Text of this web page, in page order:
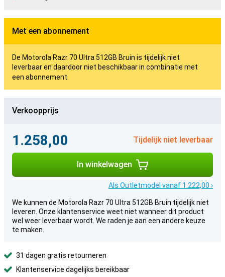
Met een abonnement
De Motorola Razr 70 Ultra 512GB Bruin is tijdelijk niet
leverbaar en daardoor niet beschikbaar in combinatie met
een abonnement.
Verkoopprijs
1.258,00 Tijdelijk niet leverbaar
In winkelwagen
Als Outletmodel vanaf 1.222,00 ›
We kunnen de Motorola Razr 70 Ultra 512GB Bruin tijdelijk niet
leveren. Onze klantenservice weet niet wanneer dit product
wel weer leverbaar wordt. We raden je aan een andere keuze
te maken.
31 dagen gratis retourneren
Klantenservice dagelijks bereikbaar